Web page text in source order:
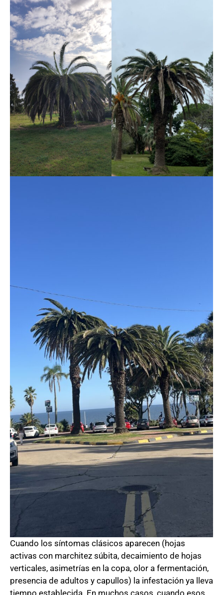
Cuando los síntomas clásicos aparecen (hojas
activas con marchitez súbita, decaimiento de hojas
verticales, asimetrías en la copa, olor a fermentación,
presencia de adultos y capullos) la infestación ya lleva